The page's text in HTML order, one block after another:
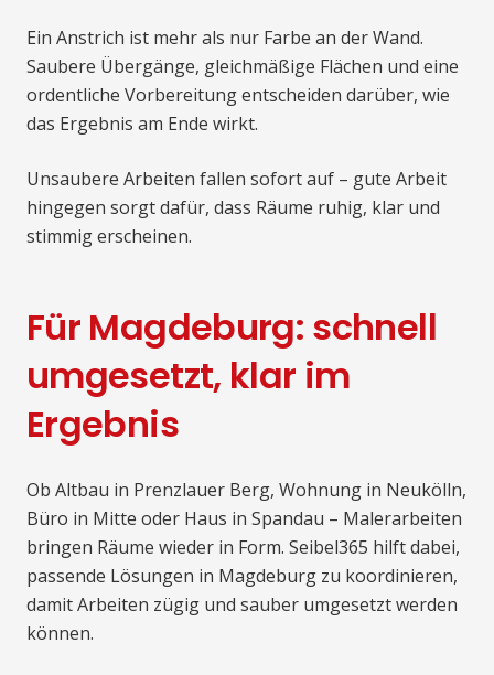
Ein Anstrich ist mehr als nur Farbe an der Wand.
Saubere Übergänge, gleichmäßige Flächen und eine
ordentliche Vorbereitung entscheiden darüber, wie
das Ergebnis am Ende wirkt.
Unsaubere Arbeiten fallen sofort auf – gute Arbeit
hingegen sorgt dafür, dass Räume ruhig, klar und
stimmig erscheinen.
Für Magdeburg: schnell
umgesetzt, klar im
Ergebnis
Ob Altbau in Prenzlauer Berg, Wohnung in Neukölln,
Büro in Mitte oder Haus in Spandau – Malerarbeiten
bringen Räume wieder in Form. Seibel365 hilft dabei,
passende Lösungen in Magdeburg zu koordinieren,
damit Arbeiten zügig und sauber umgesetzt werden
können.